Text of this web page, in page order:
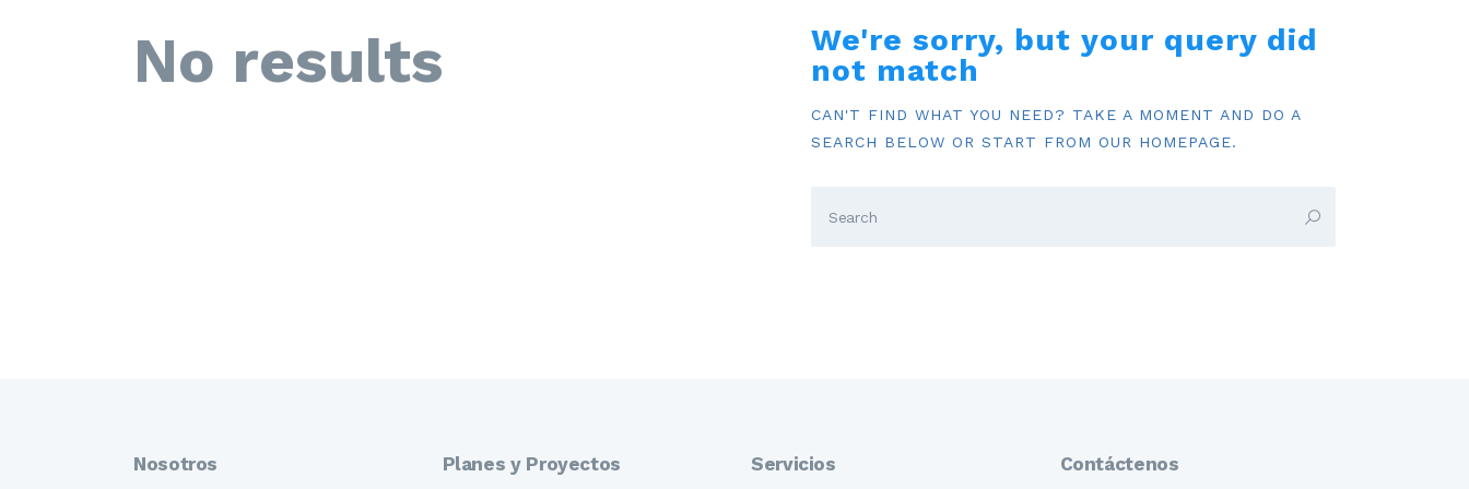
No results
We're sorry, but your query did
not match
CAN'T FIND WHAT YOU NEED? TAKE A MOMENT AND DO A
SEARCH BELOW OR START FROM OUR HOMEPAGE.
Nosotros Planes y Proyectos Servicios Contáctenos